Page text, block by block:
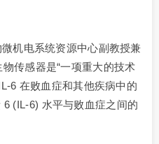
机电系统资源中心副教授兼
传感器是“一项重大的技术
6 在败血症和其他疾病中的
(IL-6) 水平与败血症之间的